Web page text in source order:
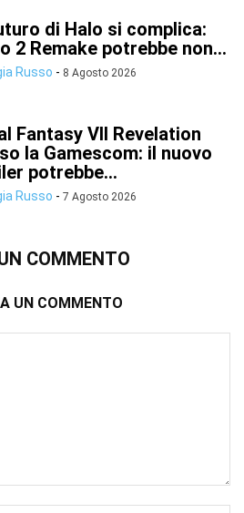
di Halo si complica:
2 Remake potrebbe non...
Russo - 8 Agosto 2026
Fantasy VII Revelation
la Gamescom: il nuovo
potrebbe...
Russo - 7 Agosto 2026
COMMENTO
UN COMMENTO